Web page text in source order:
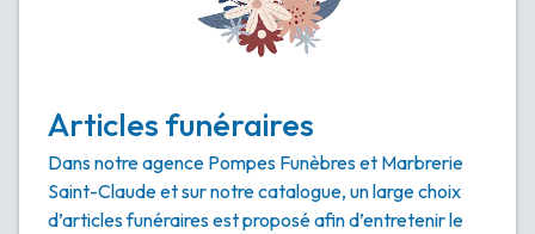
Articles funéraires
Dans notre agence Pompes Funèbres et Marbrerie
Saint-Claude et sur notre catalogue, un large choix
d’articles funéraires est proposé afin d’entretenir le